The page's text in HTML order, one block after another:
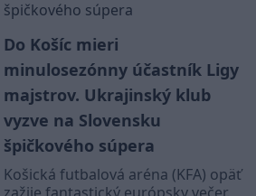
Do Košíc mieri
minulosezónny účastník Ligy
majstrov. Ukrajinský klub
vyzve na Slovensku
špičkového súpera
Košická futbalová aréna (KFA) opäť